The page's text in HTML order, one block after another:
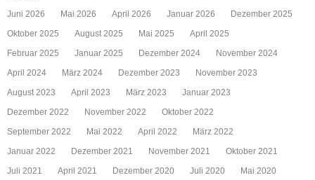
Juni 2026
Mai 2026 April 2026 Januar 2026
Dezember 2025
Oktober 2025
August 2025 Mai 2025
April 2025
Februar 2025
Januar 2025 Dezember 2024
November 2024
April 2024
März 2024 Dezember 2023
November 2023
August 2023
April 2023 März 2023
Januar 2023
Dezember 2022
November 2022
Oktober 2022
September 2022
Mai 2022 April 2022
März 2022
Januar 2022
Dezember 2021 November 2021
Oktober 2021
Juli 2021
April 2021 Dezember 2020 Juli 2020
Mai 2020